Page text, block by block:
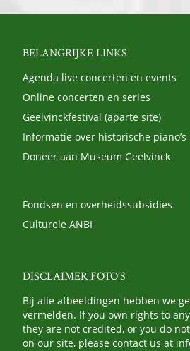
BELANGRIJKE LINKS
Agenda live concerten en events
Online concerten en series
Geelvinckfestival (aparte site)
Informatie over historische piano’s
Doneer aan Museum Geelvinck
Fondsen en overheidssubsidies
Culturele ANBI
DISCLAIMER FOTO’S
Bij alle afbeeldingen hebben we
vermelden. If you own rights to
they are not credited, or you do
on our site, please contact us at